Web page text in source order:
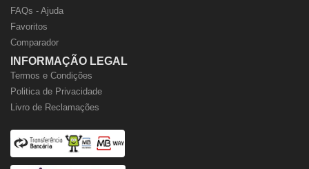
FAQs - Ajuda
Favoritos
Comparador
INFORMAÇÃO LEGAL
Termos e Condições
Politica de Privacidade
Livro de Reclamações